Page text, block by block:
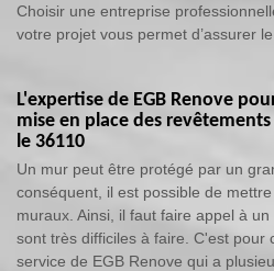
Choisir une entreprise
votre projet vous permet d’assurer
L'expertise de EGB Renove
mise en place des
le 36110
Un mur peut être protégé par un
conséquent, il est possible de
muraux. Ainsi, il faut faire appel à
sont très difficiles à faire. C'est pour
service de EGB Renove qui a